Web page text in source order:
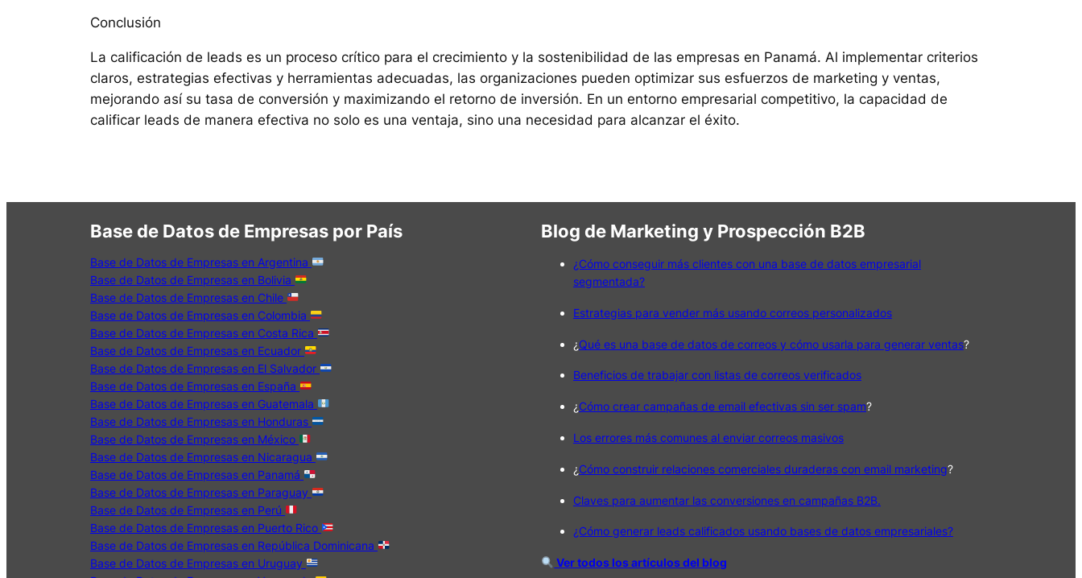
Conclusión
La calificación de leads es un proceso crítico para el crecimiento y la sostenibilidad de las empresas en Panamá. Al implementar criterios
claros, estrategias efectivas y herramientas adecuadas, las organizaciones pueden optimizar sus esfuerzos de marketing y ventas,
mejorando así su tasa de conversión y maximizando el retorno de inversión. En un entorno empresarial competitivo, la capacidad de
calificar leads de manera efectiva no solo es una ventaja, sino una necesidad para alcanzar el éxito.
Base de Datos de Empresas por País
Base de Datos de Empresas en Argentina
Base de Datos de Empresas en Bolivia
Base de Datos de Empresas en Chile
Base de Datos de Empresas en Colombia
Base de Datos de Empresas en Costa Rica
Base de Datos de Empresas en Ecuador
Base de Datos de Empresas en El Salvador
Base de Datos de Empresas en España
Base de Datos de Empresas en Guatemala
Base de Datos de Empresas en Honduras
Base de Datos de Empresas en México
Base de Datos de Empresas en Nicaragua
Base de Datos de Empresas en Panamá
Base de Datos de Empresas en Paraguay
Base de Datos de Empresas en Perú
Base de Datos de Empresas en Puerto Rico
Base de Datos de Empresas en República Dominicana
Base de Datos de Empresas en Uruguay
Blog de Marketing y Prospección B2B
¿Cómo conseguir más clientes con una base de datos empresarial
segmentada?
Estrategias para vender más usando correos personalizados
¿Qué es una base de datos de correos y cómo usarla para generar ventas?
Beneficios de trabajar con listas de correos verificados
¿Cómo crear campañas de email efectivas sin ser spam?
Los errores más comunes al enviar correos masivos
¿Cómo construir relaciones comerciales duraderas con email marketing?
Claves para aumentar las conversiones en campañas B2B.
¿Cómo generar leads calificados usando bases de datos empresariales?
Ver todos los artículos del blog